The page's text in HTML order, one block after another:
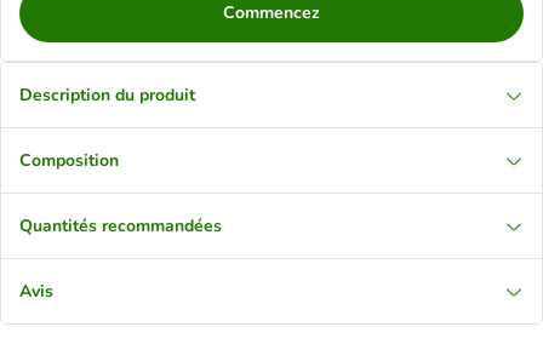
Commencez
Description du produit
Composition
Quantités recommandées
Avis